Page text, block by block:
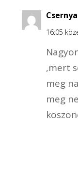
16:05
,mert
meg
meg